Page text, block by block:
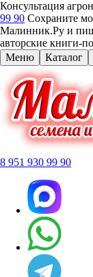
Консультация
99 90 Сохраните
Малинник.Ру и
авторские книги-
Меню
Каталог
8 951 930 99 90